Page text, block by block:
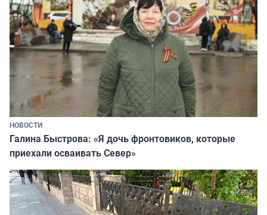
НОВОСТИ
Галина Быстрова: «Я дочь фронтовиков, которые
приехали осваивать Север»